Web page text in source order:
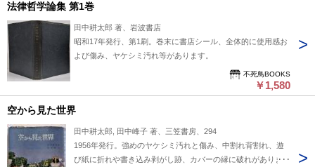
法律哲学論集 第1巻
田中耕太郎 著、岩波書店
昭和17年発行、第1刷。巻末に書店シール、全体的に使用感お
よび傷み、ヤケシミ汚れ等があります。
不死鳥BOOKS
￥1,580
空から見た世界
田中耕太郎, 田中峰子 著、三笠書房、294
1956年発行。強めのヤケシミ汚れと傷み、中割れ背割れ、遊
び紙に折れや書き込み剥がし跡、カバーの縁に破れがありま